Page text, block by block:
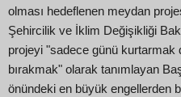
olması hedeflenen meydan
Şehircilik ve İklim Değişikliği
projeyi "sadece günü kurtarmak
bırakmak" olarak tanımlayan
önündeki en büyük engellerden